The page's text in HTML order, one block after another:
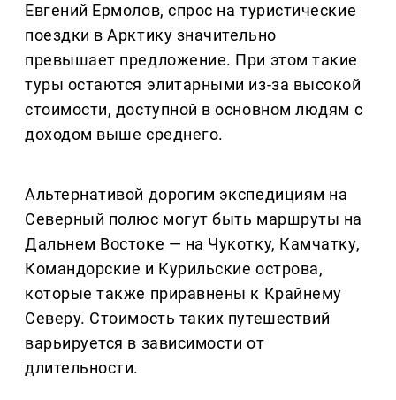
Евгений Ермолов, спрос на туристические
поездки в Арктику значительно
превышает предложение. При этом такие
туры остаются элитарными из-за высокой
стоимости, доступной в основном людям с
доходом выше среднего.
Альтернативой дорогим экспедициям на
Северный полюс могут быть маршруты на
Дальнем Востоке — на Чукотку, Камчатку,
Командорские и Курильские острова,
которые также приравнены к Крайнему
Северу. Стоимость таких путешествий
варьируется в зависимости от
длительности.